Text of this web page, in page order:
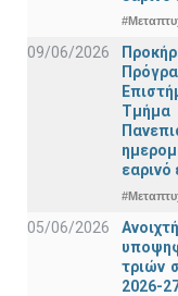
09/06/2026
εαρινό
05/06/2026
τριών
2026-